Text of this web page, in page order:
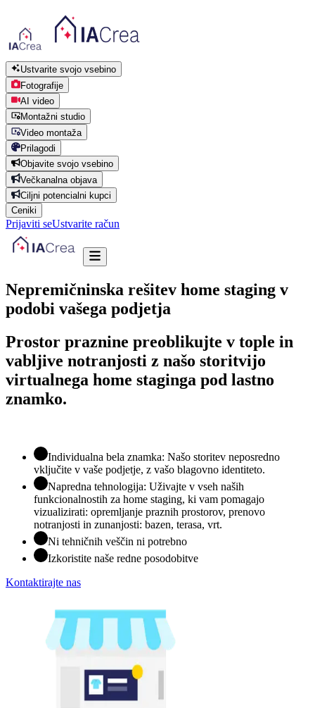
Ustvarite svojo vsebino
Fotografije
AI video
Montažni studio
Video montaža
Prilagodi
Objavite svojo vsebino
Večkanalna objava
Ciljni potencialni kupci
Ceniki
Prijaviti seUstvarite račun
Nepremičninska rešitev home staging v
podobi vašega podjetja
Prostor praznine preoblikujte v tople in
vabljive notranjosti z našo storitvijo
virtualnega home staginga pod lastno
znamko.
Individualna bela znamka: Našo storitev neposredno
vključite v vaše podjetje, z vašo blagovno identiteto.
Napredna tehnologija: Uživajte v vseh naših
funkcionalnostih za home staging, ki vam pomagajo
vizualizirati: opremljanje praznih prostorov, prenovo
notranjosti in zunanjosti: bazen, terasa, vrt.
Ni tehničnih veščin ni potrebno
Izkoristite naše redne posodobitve
Kontaktirajte nas